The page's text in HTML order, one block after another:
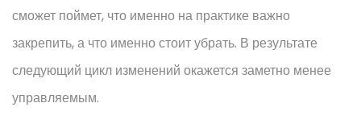
сможет поймет, что именно на практике важно
закрепить, а что именно стоит убрать. В результате
следующий цикл изменений окажется заметно менее
управляемым.